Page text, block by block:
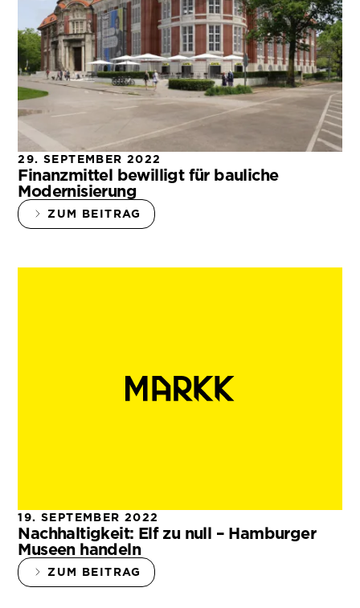
29. SEPTEMBER 2022
Finanzmittel bewilligt für bauliche
Modernisierung
ZUM BEITRAG
19. SEPTEMBER 2022
Nachhaltigkeit: Elf zu null – Hamburger
Museen handeln
ZUM BEITRAG